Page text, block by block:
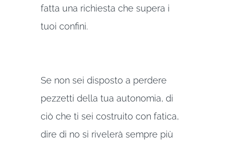
fatta una richiesta che supera i
tuoi confini.
Se non sei disposto a perdere
pezzetti della tua autonomia, di
ciò che ti sei costruito con fatica,
dire di no si rivelerà sempre più